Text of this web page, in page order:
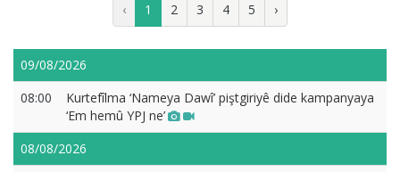
‹ 1 2 3 4 5 ›
09/08/2026
08:00
Kurtefîlma ‘Nameya Dawî’ piştgiriyê dide kampanyaya
‘Em hemû YPJ ne’
08/08/2026